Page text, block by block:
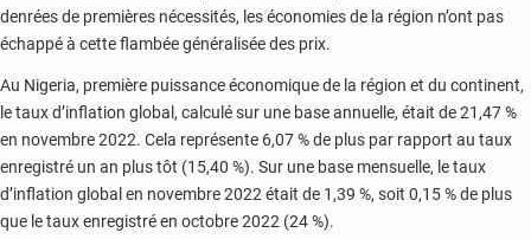
denrées de premières nécessités, les économies de la région n’ont pas
échappé à cette flambée généralisée des prix.
Au Nigeria, première puissance économique de la région et du continent,
le taux d’inflation global, calculé sur une base annuelle, était de 21,47 %
en novembre 2022. Cela représente 6,07 % de plus par rapport au taux
enregistré un an plus tôt (15,40 %). Sur une base mensuelle, le taux
d’inflation global en novembre 2022 était de 1,39 %, soit 0,15 % de plus
que le taux enregistré en octobre 2022 (24 %).